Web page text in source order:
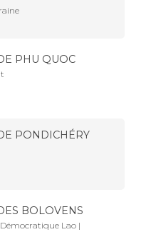
PHU QUOC
PONDICHÉRY
BOLOVENS
Lao |